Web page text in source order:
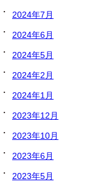
2024年7月
2024年6月
2024年5月
2024年2月
2024年1月
2023年12月
2023年10月
2023年6月
2023年5月